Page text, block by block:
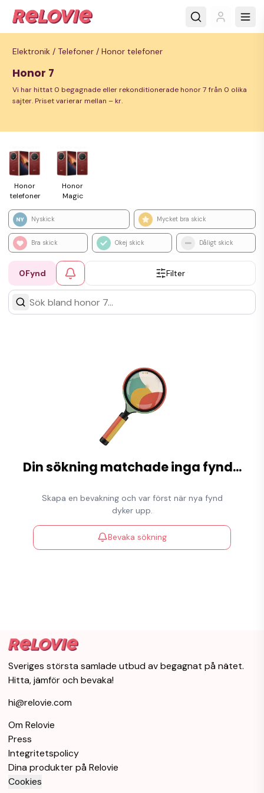
Elektronik / Telefoner / Honor telefoner
Honor 7
Vi har hittat 0 begagnade eller rekonditionerade honor 7 från 0 olika
sajter. Priset varierar mellan – kr.
Honor
tele­foner
Honor
Magic
Nyskick Mycket bra skick
Bra skick Okej skick Dåligt skick
0Fynd Filter
Din sökning matchade inga fynd...
Skapa en bevakning och var först när nya fynd
dyker upp.
Bevaka sökning
Sveriges största samlade utbud av begagnat på nätet.
Hitta, jämför och bevaka!
hi@relovie.com
Om Relovie
Press
Integritetspolicy
Dina produkter på Relovie
Cookies